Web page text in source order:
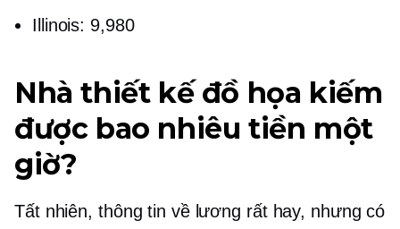
Illinois: 9,980
Nhà thiết kế đồ họa kiếm
được bao nhiêu tiền một
giờ?
Tất nhiên, thông tin về lương rất hay, nhưng có